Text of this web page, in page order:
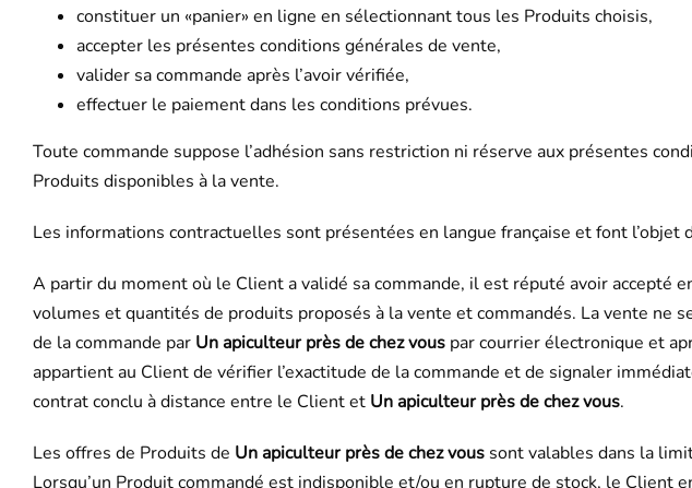
constituer un «panier» en ligne en sélectionnant tous les Produits choisis,
accepter les présentes conditions générales de vente,
valider sa commande après l’avoir vérifiée,
effectuer le paiement dans les conditions prévues.
Toute commande suppose l’adhésion sans restriction ni réserve aux présentes
Produits disponibles à la vente.
Les informations contractuelles sont présentées en langue française et font
A partir du moment où le Client a validé sa commande, il est réputé avoir accepté
volumes et quantités de produits proposés à la vente et commandés. La vente ne
de la commande par Un apiculteur près de chez vouspar courrier électronique et
appartient au Client de vérifier l’exactitude de la commande et de signaler
contrat conclu à distance entre le Client et Un apiculteur près de chez vous.
Les offres de Produits de Un apiculteur près de chez voussont valables dans la
Lorsqu’un Produit commandé est indisponible et/ou en rupture de stock, le